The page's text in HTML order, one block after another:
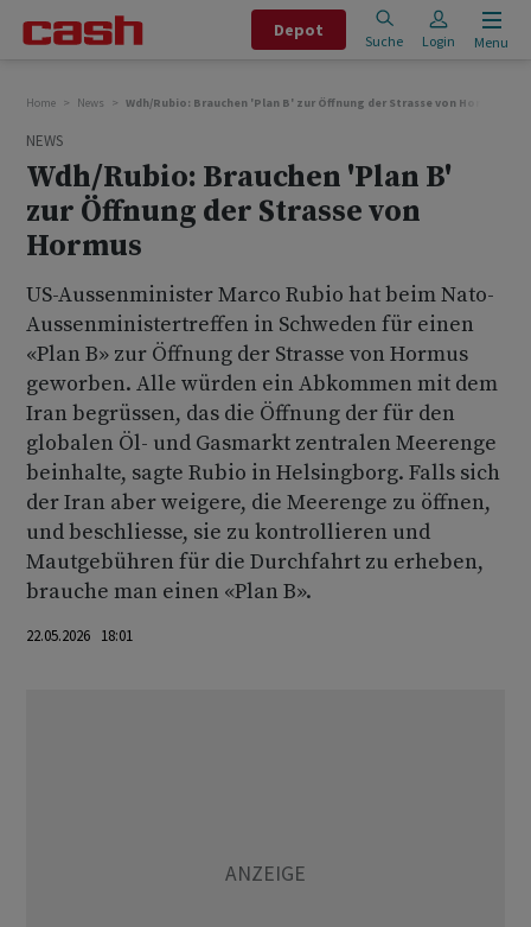
Depot
Suche Login Menu
Home News Wdh/Rubio: Brauchen 'Plan B' zur Öffnung der Strasse von Hormus
NEWS
Wdh/Rubio: Brauchen 'Plan B'
zur Öffnung der Strasse von
Hormus
US-Aussenminister Marco Rubio hat beim Nato-
Aussenministertreffen in Schweden für einen
«Plan B» zur Öffnung der Strasse von Hormus
geworben. Alle würden ein Abkommen mit dem
Iran begrüssen, das die Öffnung der für den
globalen Öl- und Gasmarkt zentralen Meerenge
beinhalte, sagte Rubio in Helsingborg. Falls sich
der Iran aber weigere, die Meerenge zu öffnen,
und beschliesse, sie zu kontrollieren und
Mautgebühren für die Durchfahrt zu erheben,
brauche man einen «Plan B».
22.05.2026 18:01